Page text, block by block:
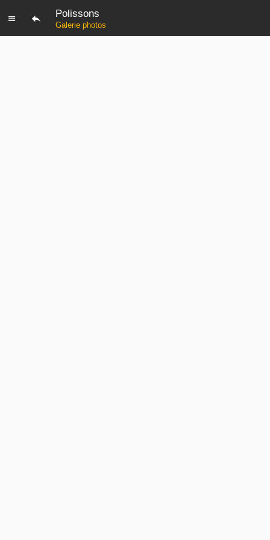
Polissons
Galerie photos